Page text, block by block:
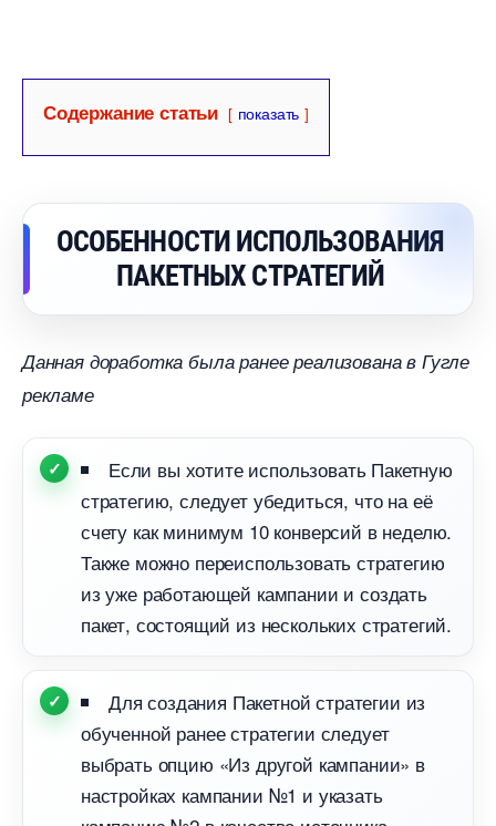
Содержание статьи показать
ОСОБЕННОСТИ ИСПОЛЬЗОВАНИЯ
ПАКЕТНЫХ СТРАТЕГИЙ
Данная доработка была ранее реализована в Гугле
рекламе
Если вы хотите использовать Пакетную
стратегию, следует убедиться, что на её
счету как минимум 10 конверсий в неделю.
Также можно переиспользовать стратегию
из уже работающей кампании и создать
пакет, состоящий из нескольких стратегий.
Для создания Пакетной стратегии из
обученной ранее стратегии следует
ыбрать опцию «Из другой кампании»
настройках кампании №1 и указать